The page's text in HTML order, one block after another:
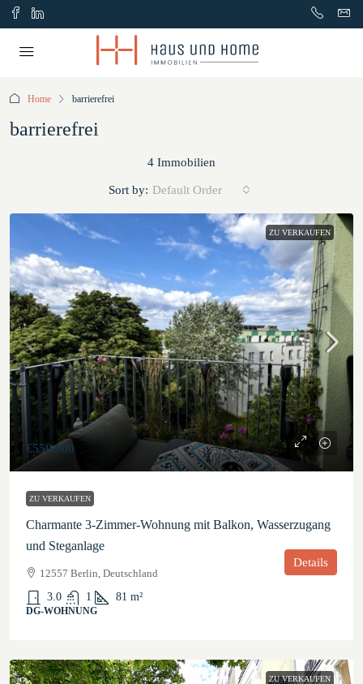
Home barrierefrei
barrierefrei
4 Immobilien
Sort by: Default Order
ZU VERKAUFEN
€550.000
ZU VERKAUFEN
Charmante 3-Zimmer-Wohnung mit Balkon, Wasserzugang
und Steganlage
12557 Berlin, Deutschland
3.0
1 81 m²
DG-WOHNUNG
Details
ZU VERKAUFEN